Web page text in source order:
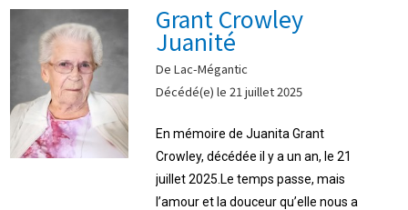
Grant Crowley
Juanité
De Lac-Mégantic
Décédé(e) le 21 juillet 2025
En mémoire de Juanita Grant
Crowley, décédée il y a un an, le 21
juillet 2025.Le temps passe, mais
l’amour et la douceur qu’elle nous a